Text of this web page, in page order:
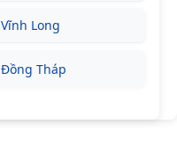
Vĩnh Long
Đồng Tháp